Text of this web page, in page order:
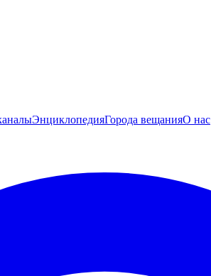
ЭнциклопедияГорода вещанияО нас